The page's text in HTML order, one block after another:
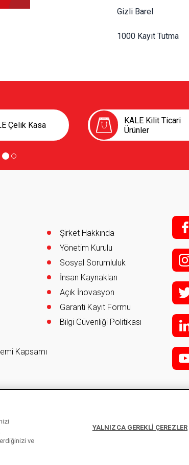
Gizli Barel
1000 Kayıt Tutma
Çelik Kasa
KALE Kilit Ticari
Ürünler
Kapsamı
Şirket Hakkında
Yönetim Kurulu
Sosyal Sorumluluk
İnsan Kaynakları
Açık İnovasyon
Garanti Kayıt Formu
Bilgi Güvenliği Politikası
f;
i;
t
l
y
Korunması Kanunu
ve
YALNIZCA GEREKLİ ÇEREZLER